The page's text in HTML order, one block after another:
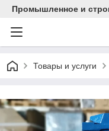
Промышленное и
Товары и услуги